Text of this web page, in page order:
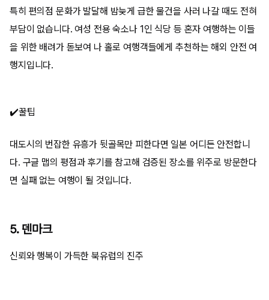
특히 편의점 문화가 발달해 밤늦게 급한 물건을 사러 나갈 때도 전혀
부담이 없습니다. 여성 전용 숙소나 1인 식당 등 혼자 여행하는 이들
을 위한 배려가 돋보여 나 홀로 여행객들에게 추천하는 해외 안전 여
행지입니다.
✔️꿀팁
대도시의 번잡한 유흥가 뒷골목만 피한다면 일본 어디든 안전합니
다. 구글 맵의 평점과 후기를 참고해 검증된 장소를 위주로 방문한다
면 실패 없는 여행이 될 것입니다.
5. 덴마크
신뢰와 행복이 가득한 북유럽의 진주